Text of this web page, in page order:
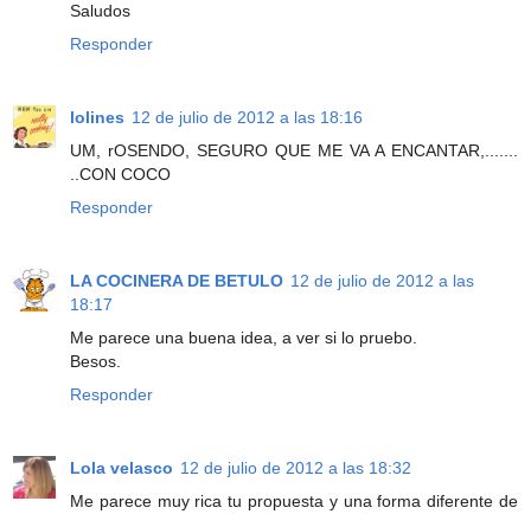
Saludos
Responder
lolines 12 de julio de 2012 a las 18:16
UM, rOSENDO, SEGURO QUE ME VA A ENCANTAR,.......
..CON COCO
Responder
LA COCINERA DE BETULO 12 de julio de 2012 a las
18:17
Me parece una buena idea, a ver si lo pruebo.
Besos.
Responder
Lola velasco 12 de julio de 2012 a las 18:32
Me parece muy rica tu propuesta y una forma diferente de